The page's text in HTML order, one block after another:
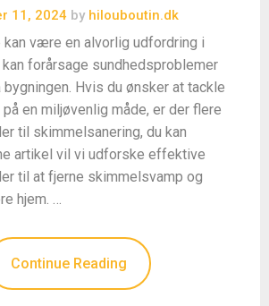
11, 2024 by hilouboutin.dk
være en alvorlig udfordring i
forårsage sundhedsproblemer
Hvis du ønsker at tackle
en miljøvenlig måde, er der flere
til skimmelsanering, du kan
artikel vil vi udforske effektive
til at fjerne skimmelsvamp og
hjem. …
Continue Reading